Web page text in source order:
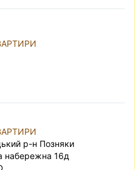
р-н Позняки
набережна 16д